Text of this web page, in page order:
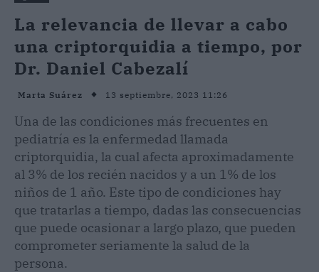
La relevancia de llevar a cabo
una criptorquidia a tiempo, por
Dr. Daniel Cabezalí
Marta Suárez 13 septiembre, 2023 11:26
Una de las condiciones más frecuentes en
pediatría es la enfermedad llamada
criptorquidia, la cual afecta aproximadamente
al 3% de los recién nacidos y a un 1% de los
niños de 1 año. Este tipo de condiciones hay
que tratarlas a tiempo, dadas las consecuencias
que puede ocasionar a largo plazo, que pueden
comprometer seriamente la salud de la
persona.